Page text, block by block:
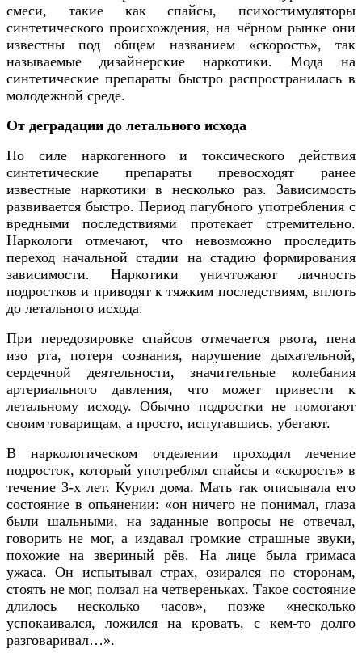
смеси, такие как спайсы, психостимуляторы
синтетического происхождения, на чёрном рынке они
известны под общем названием «скорость», так
называемые дизайнерские наркотики. Мода на
синтетические препараты быстро распространилась в
молодежной среде.
От деградации до летального исхода
По силе наркогенного и токсического действия
синтетические препараты превосходят ранее
известные наркотики в несколько раз. Зависимость
развивается быстро. Период пагубного употребления с
вредными последствиями протекает стремительно.
Наркологи отмечают, что невозможно проследить
переход начальной стадии на стадию формирования
зависимости. Наркотики уничтожают личность
подростков и приводят к тяжким последствиям, вплоть
до летального исхода.
При передозировке спайсов отмечается рвота, пена
изо рта, потеря сознания, нарушение дыхательной,
сердечной деятельности, значительные колебания
артериального давления, что может привести к
летальному исходу. Обычно подростки не помогают
своим товарищам, а просто, испугавшись, убегают.
В наркологическом отделении проходил лечение
подросток, который употреблял спайсы и «скорость» в
течение 3-х лет. Курил дома. Мать так описывала его
состояние в опьянении: «он ничего не понимал, глаза
были шальными, на заданные вопросы не отвечал,
говорить не мог, а издавал громкие страшные звуки,
похожие на звериный рёв. На лице была гримаса
ужаса. Он испытывал страх, озирался по сторонам,
стоять не мог, ползал на четвереньках. Такое состояние
длилось несколько часов», позже «несколько
успокаивался, ложился на кровать, с кем-то долго
разговаривал…».